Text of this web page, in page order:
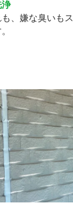
浄
、嫌な臭いも